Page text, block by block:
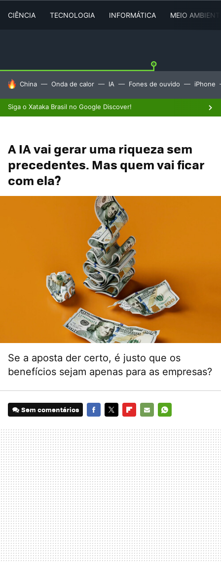
CIÊNCIA TECNOLOGIA INFORMÁTICA MEIO
TENDÊNCIAS DO DIA
China Onda de calor IA Fones de ouvido iPhone
Siga o Xataka Brasil no Google Discover!
A IA vai gerar uma riqueza sem
precedentes. Mas quem vai ficar
com ela?
Se a aposta der certo, é justo que os
benefícios sejam apenas para as empresas?
Sem comentários
MAIL